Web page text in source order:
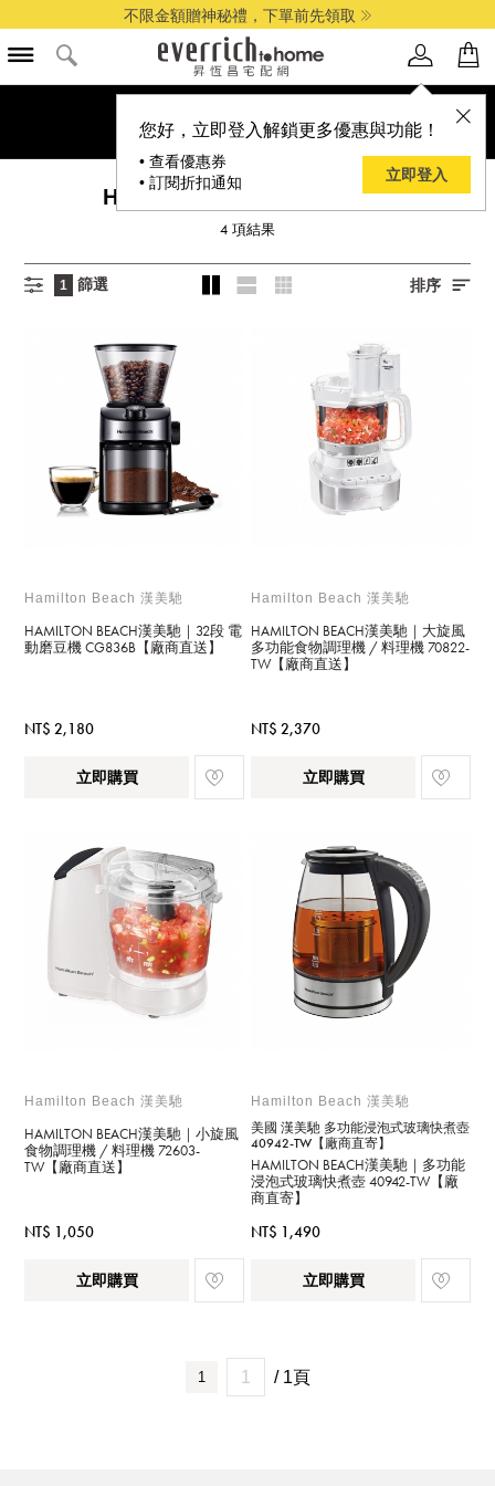
不限金額贈神秘禮，下單前先領取
您好，立即登入解鎖更多優惠與功能！
• 查看優惠券
• 訂閱折扣通知
立即登入
HAMILTON BEACH 漢美馳
4 項結果
1 篩選 排序
Hamilton Beach 漢美馳
HAMILTON BEACH漢美馳｜32段 電
動磨豆機 CG836B【廠商直送】
NT$ 2,180
立即購買
Hamilton Beach 漢美馳
HAMILTON BEACH漢美馳｜大旋風
多功能食物調理機 / 料理機 70822-
TW【廠商直送】
NT$ 2,370
立即購買
Hamilton Beach 漢美馳
HAMILTON BEACH漢美馳｜小旋風
食物調理機 / 料理機 72603-
TW【廠商直送】
NT$ 1,050
立即購買
Hamilton Beach 漢美馳
美國 漢美馳 多功能浸泡式玻璃快煮壺
40942-TW【廠商直寄】
HAMILTON BEACH漢美馳｜多功能
浸泡式玻璃快煮壺 40942-TW【廠
商直寄】
NT$ 1,490
立即購買
1 / 1頁